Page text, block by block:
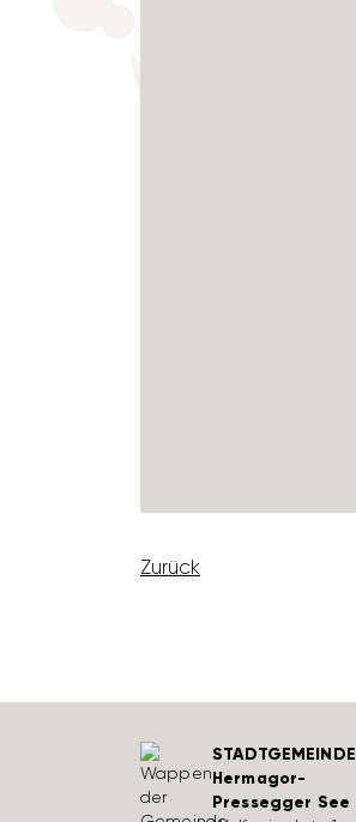
Zurück
STADTGEMEINDE
Hermagor-
Pressegger See